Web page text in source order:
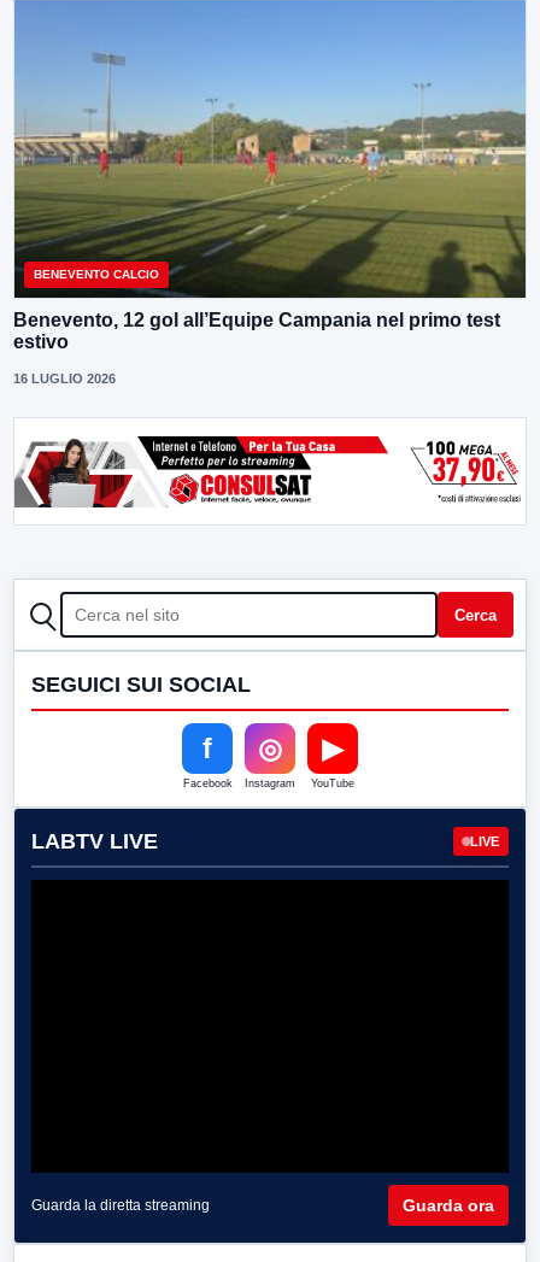
BENEVENTO CALCIO
Benevento, 12 gol all’Equipe Campania nel primo test
estivo
16 LUGLIO 2026
CERCA Cerca
SEGUICI SUI SOCIAL
f
Facebook
◎
Instagram
▶
YouTube
LABTV LIVE LIVE
Guarda la diretta streaming Guarda ora